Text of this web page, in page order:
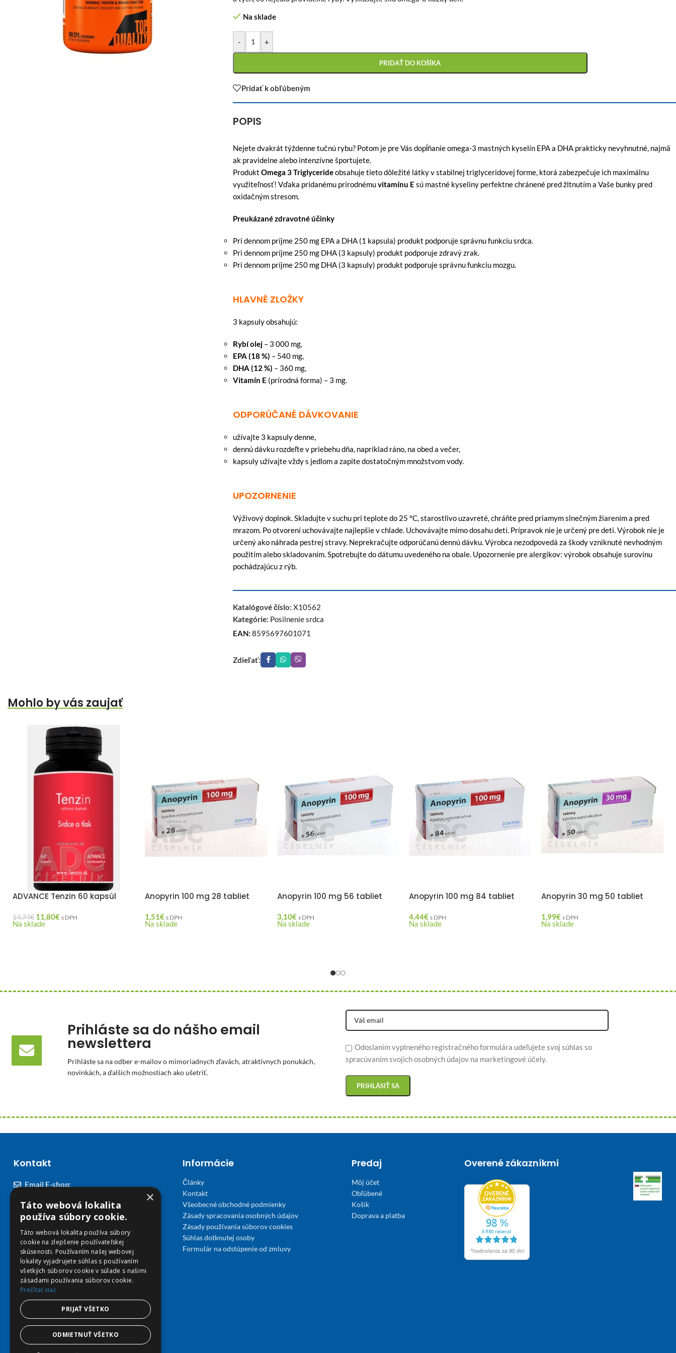
Na sklade
- +
PRIDAŤ DO KOŠÍKA
Pridať k obľúbeným
POPIS
Nejete dvakrát týždenne tučnú rybu? Potom je pre Vás dopĺňanie omega-3 mastných kyselín EPA a DHA prakticky nevyhnutné, najmä
ak pravidelne alebo intenzívne športujete.
Produkt Omega 3 Triglycerideobsahuje tieto dôležité látky v stabilnej triglyceridovej forme, ktorá zabezpečuje ich maximálnu
využiteľnosť! Vďaka pridanému prírodnémuvitamínu E sú mastné kyseliny perfektne chránené pred žltnutím a Vaše bunky pred
oxidačným stresom.
Preukázané zdravotné účinky
Pri dennom príjme 250 mg EPA a DHA (1 kapsula) produkt podporuje správnu funkciu srdca.
Pri dennom príjme 250 mg DHA (3 kapsuly) produkt podporuje zdravý zrak.
Pri dennom príjme 250 mg DHA (3 kapsuly) produkt podporuje správnu funkciu mozgu.
HLAVNÉ ZLOŽKY
3 kapsuly obsahujú:
Rybí olej – 3 000 mg,
EPA (18 %) – 540 mg,
DHA (12 %) – 360 mg,
Vitamín E (prírodná forma) – 3 mg.
ODPORÚČANÉ DÁVKOVANIE
užívajte 3 kapsuly denne,
dennú dávku rozdeľte v priebehu dňa, napríklad ráno, na obed a večer,
kapsuly užívajte vždy s jedlom a zapite dostatočným množstvom vody.
UPOZORNENIE
Výživový doplnok. Skladujte v suchu pri teplote do 25 °C, starostlivo uzavreté, chráňte pred priamym slnečným žiarením a pred
mrazom. Po otvorení uchovávajte najlepšie v chlade. Uchovávajte mimo dosahu detí. Prípravok nie je určený pre deti. Výrobok nie je
určený ako náhrada pestrej stravy. Neprekračujte odporúčanú dennú dávku. Výrobca nezodpovedá za škody vzniknuté nevhodným
použitím alebo skladovaním. Spotrebujte do dátumu uvedeného na obale. Upozornenie pre alergikov: výrobok obsahuje surovinu
pochádzajúcu z rýb.
Katalógové číslo: X10562
Kategórie: Posilnenie srdca
EAN: 8595697601071
Zdieľať:
Mohlo by vás zaujať
ADVANCE Tenzin 60 kapsúl
14,74€ 11,80€ s DPH
Na sklade
Anopyrin 100 mg 28 tabliet
1,51€ s DPH
Na sklade
Anopyrin 100 mg 56 tabliet
3,10€ s DPH
Na sklade
Anopyrin 100 mg 84 tabliet
4,44€ s DPH
Na sklade
Anopyrin 30 mg 50 tabliet
1,99€ s DPH
Na sklade
Prihláste sa do nášho email
newslettera
Prihláste sa na odber e-mailov o mimoriadnych zľavách, atraktívnych ponukách,
novinkách, a ďalších možnostiach ako ušetriť.
Odoslaním vyplneného registračného formulára udeľujete svoj súhlas so
spracúvaním svojich osobných údajov na marketingové účely.
Kontakt
Email E-shop:
podpora@viplekaren.sk
Telefón E-shop:
0911 678 900(Po - Pia 7:30 - 15:30)
Telefón kamenná Lekáreň VIP Košice:
055 307 78 30
(Po - Ne 8:00 - 18:00)
Adresa Lekáreň VIP:
Severné nábrežie 45, 040 01 Košice
Informácie
Články
Kontakt
Všeobecné obchodné podmienky
Zásady spracovania osobných údajov
Zásady používania súborov cookies
Súhlas dotknutej osoby
Formulár na odstúpenie od zmluvy
Predaj
Môj účet
Obľúbené
Košík
Doprava a platba
Overené zákazníkmi
×
Táto webová lokalita
používa súbory cookie.
Táto webová lokalita používa súbory
cookie na zlepšenie používateľskej
skúsenosti. Používaním našej webovej
lokality vyjadrujete súhlas s používaním
všetkých súborov cookie v súlade s našimi
zásadami používania súborov cookie.
Prečítať viac
PRIJAŤ VŠETKO
ODMIETNUŤ VŠETKO